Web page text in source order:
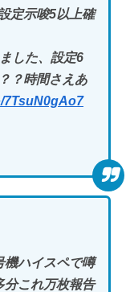
定示唆5以上確
した、設定6
？時間さえあ
機ハイスペで噂
分これ万枚報告